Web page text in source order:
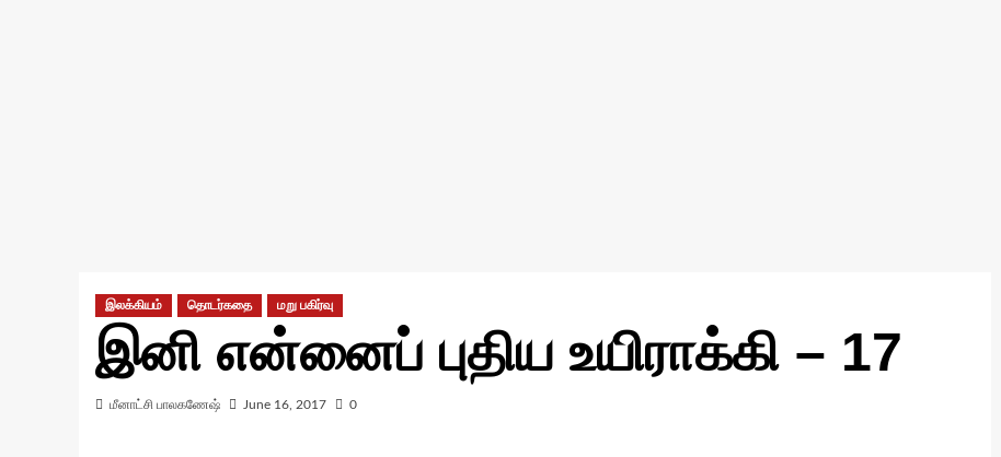
இலக்கியம் தொடர்கதை மறு பகிர்வு
இனி என்னைப் புதிய உயிராக்கி – 17
மீனாட்சி பாலகணேஷ் June 16, 2017 0